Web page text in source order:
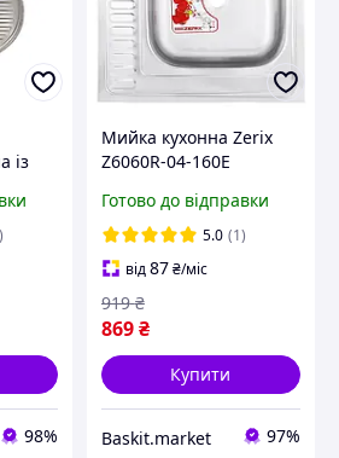
із
98%
Мийка кухонна Zerix
Z6060R-04-160E
Satin 0.4 мм
Готово до відправки
5.0 (1)
від87₴/міс
869₴
919 ₴
Купити
Baskit.market 97%